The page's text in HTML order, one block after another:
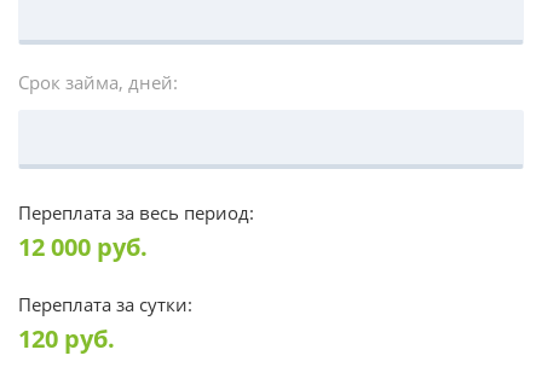
Срок займа, дней:
Переплата за весь период:
12 000 руб.
Переплата за сутки:
120 руб.